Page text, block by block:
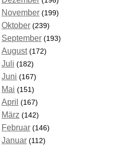
November (199)
Oktober (239)
September (193)
August (172)
Juli (182)
Juni (167)
Mai (151)
April (167)
März (142)
Februar (146)
Januar (112)